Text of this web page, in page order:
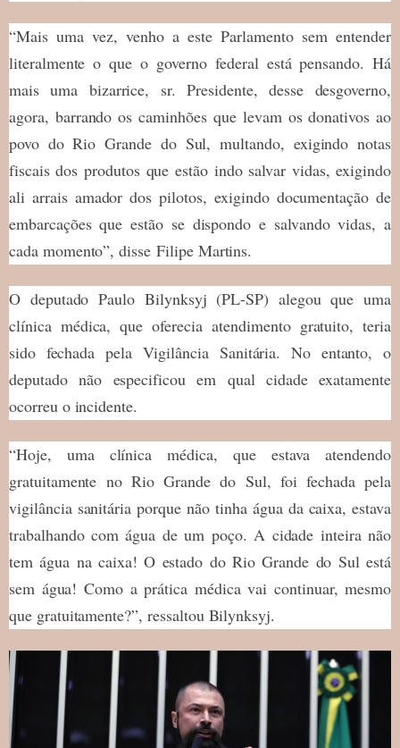
“Mais uma vez, venho a este Parlamento sem entender
literalmente o que o governo federal está pensando. Há
mais uma bizarrice, sr. Presidente, desse desgoverno,
agora, barrando os caminhões que levam os donativos ao
povo do Rio Grande do Sul, multando, exigindo notas
fiscais dos produtos que estão indo salvar vidas, exigindo
ali arrais amador dos pilotos, exigindo documentação de
embarcações que estão se dispondo e salvando vidas, a
cada momento”, disseFilipe Martins.
O deputado Paulo Bilynksyj (PL-SP) alegou que uma
clínica médica, que oferecia atendimento gratuito, teria
sido fechada pela Vigilância Sanitária. No entanto, o
deputado não especificou em qual cidade exatamente
ocorreu o incidente.
“Hoje, uma clínica médica, que estava atendendo
gratuitamente no Rio Grande do Sul, foi fechada pela
vigilância sanitária porque não tinha água da caixa, estava
trabalhando com água de um poço. A cidade inteira não
tem água na caixa! O estado do Rio Grande do Sul está
sem água! Como a prática médica vai continuar, mesmo
que gratuitamente?”, ressaltou Bilynksyj.